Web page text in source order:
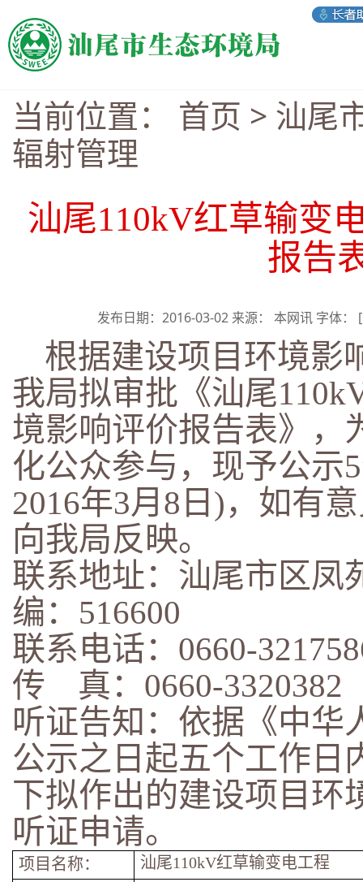
当前位置： 首页 > 汕尾
辐射管理
汕尾110kV红草输变
报告
发布日期：2016-03-02 来源： 本网讯 字体：
根据建设项目环境影
我局拟审批《汕尾
境影响评价报告表》，
化公众参与，现予公示
2016年3月8日)，如有
向我局反映。
联系地址：汕尾市区凤
编：516600
联系电话：0660-
传 真：0660-3320382
听证告知：依据《中华
公示之日起五个工作日
下拟作出的建设项目环
听证申请。
项目名称：
汕尾110kV红草输变电工程